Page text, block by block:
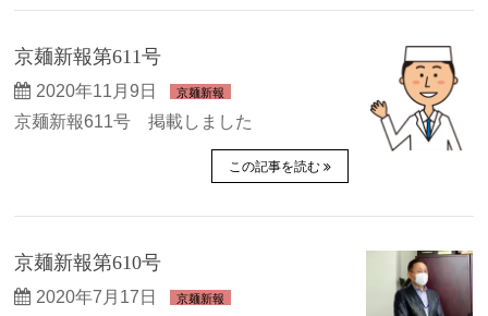
京麺新報第611号
2020年11月9日 京麺新報
京麺新報611号 掲載しました
この記事を読む
京麺新報第610号
2020年7月17日 京麺新報